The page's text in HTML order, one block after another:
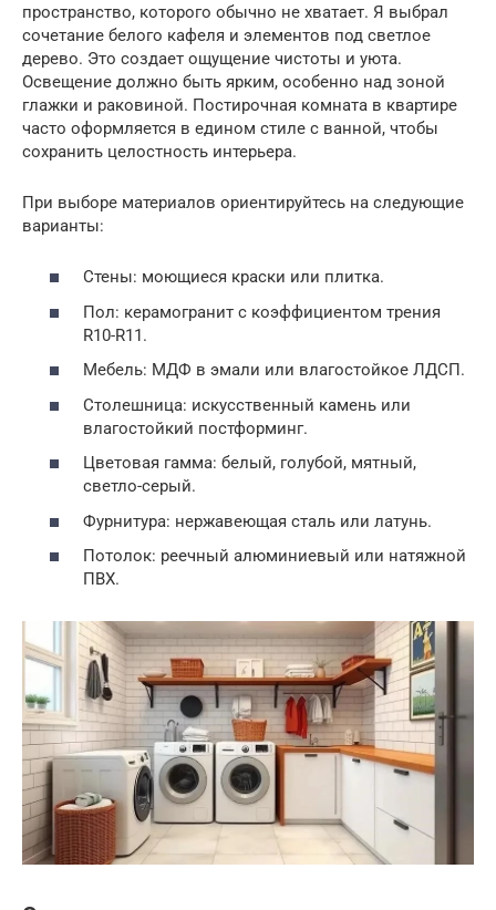
пространство, которого обычно не хватает. Я выбрал
сочетание белого кафеля и элементов под светлое
дерево. Это создает ощущение чистоты и уюта.
Освещение должно быть ярким, особенно над зоной
глажки и раковиной. Постирочная комната в квартире
часто оформляется в едином стиле с ванной, чтобы
сохранить целостность интерьера.
При выборе материалов ориентируйтесь на следующие
варианты:
Стены: моющиеся краски или плитка.
Пол: керамогранит с коэффициентом трения
R10-R11.
Мебель: МДФ в эмали или влагостойкое ЛДСП.
Столешница: искусственный камень или
влагостойкий постформинг.
Цветовая гамма: белый, голубой, мятный,
светло-серый.
Фурнитура: нержавеющая сталь или латунь.
Потолок: реечный алюминиевый или натяжной
ПВХ.